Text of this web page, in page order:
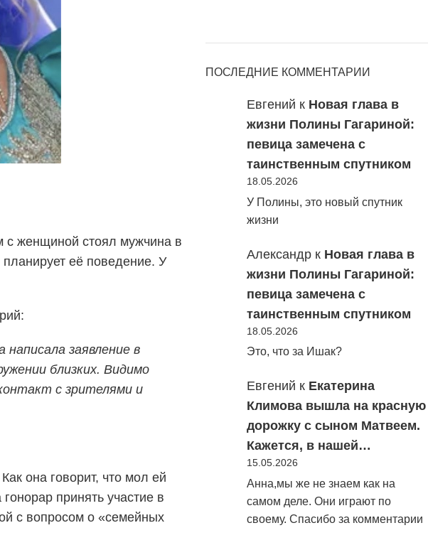
с женщиной стоял мужчина в
её поведение. У
заявление в
близких. Видимо
с зрителями и
она говорит, что мол ей
принять участие в
с вопросом о «семейных
ПОСЛЕДНИЕ КОММЕНТАРИИ
Евгений к Новая глава в
жизни Полины Гагариной:
певица замечена с
таинственным спутником
18.05.2026
У Полины, это новый спутник
жизни
Александр к Новая глава в
жизни Полины Гагариной:
певица замечена с
таинственным спутником
18.05.2026
Это, что за Ишак?
Евгений к Екатерина
Климова вышла на красную
дорожку с сыном Матвеем.
Кажется, в нашей…
15.05.2026
Анна,мы же не знаем как на
самом деле. Они играют по
своему. Спасибо за комментарии